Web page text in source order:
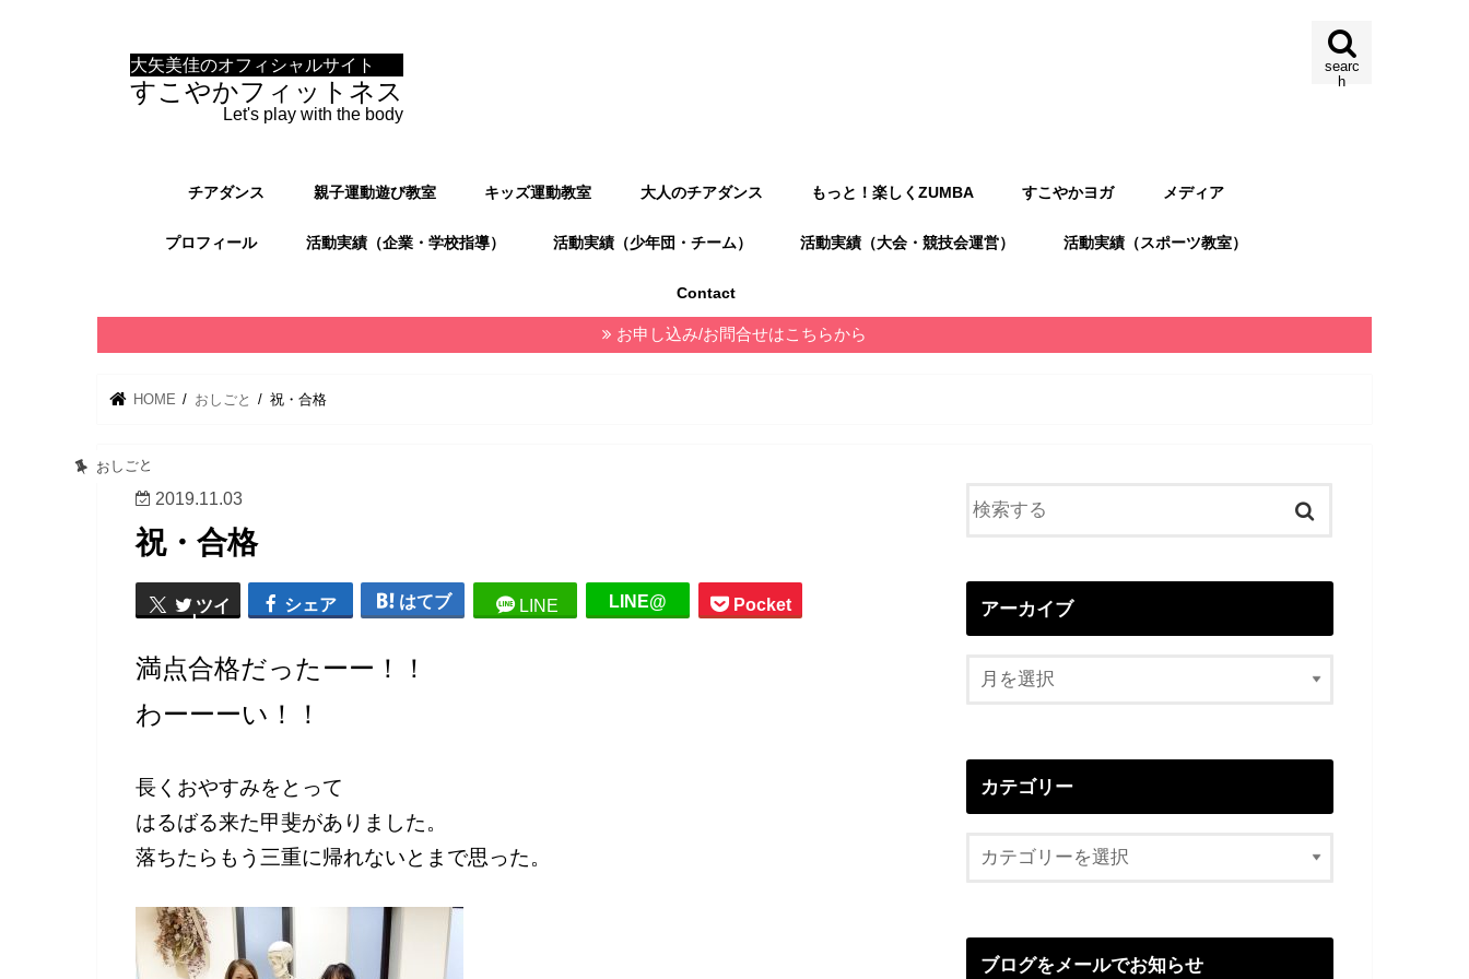
大矢美佳のオフィシャルサイト
すこやかフィットネス
Let's play with the body
searc
h
チアダンス 親子運動遊び教室 キッズ運動教室 大人のチアダンス もっと！楽しくZUMBA すこやかヨガ メディア
プロフィール 活動実績（企業・学校指導） 活動実績（少年団・チーム） 活動実績（大会・競技会運営） 活動実績（スポーツ教室）
Contact
お申し込み/お問合せはこちらから
HOME おしごと 祝・合格
おしごと
2019.11.03
祝・合格
ツイ
ート
シェア はてブ LINE LINE@ Pocket
満点合格だったーー！！
わーーーい！！
長くおやすみをとって
はるばる来た甲斐がありました。
落ちたらもう三重に帰れないとまで思った。
アーカイブ
カテゴリー
ブログをメールでお知らせ